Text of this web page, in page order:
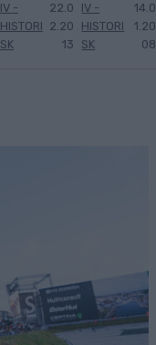
IV -
HISTORI
SK
22.0
2.20
13
IV -
HISTORI
SK
14.0
1.20
08